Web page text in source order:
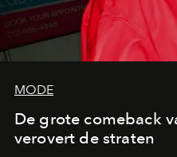
MODE
De grote comeback
verovert de straten